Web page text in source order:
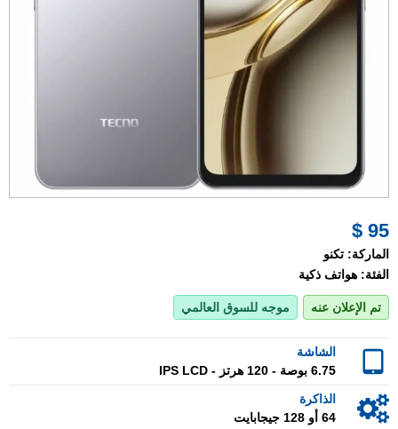
95 $
الماركة: تكنو
الفئة: هواتف ذكية
تم الإعلان عنه موجه للسوق العالمي
الشاشة
6.75 بوصة - 120 هرتز - IPS LCD
الذاكرة
64 أو 128 جيجابايت